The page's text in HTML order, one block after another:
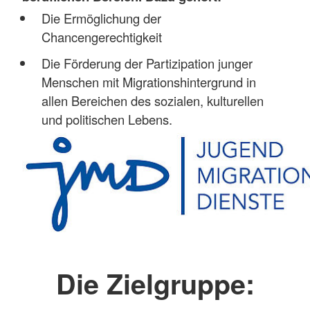
Die Ermöglichung der
Chancengerechtigkeit
Die Förderung der Partizipation junger
Menschen mit Migrationshintergrund in
allen Bereichen des sozialen, kulturellen
und politischen Lebens.
Die Zielgruppe: